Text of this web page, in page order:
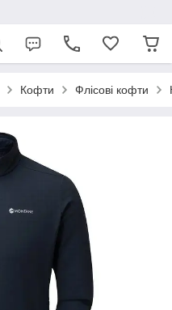
Кофти Флісові кофти